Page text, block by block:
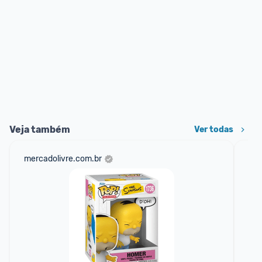
Veja também Ver todas
mercadolivre.com.br